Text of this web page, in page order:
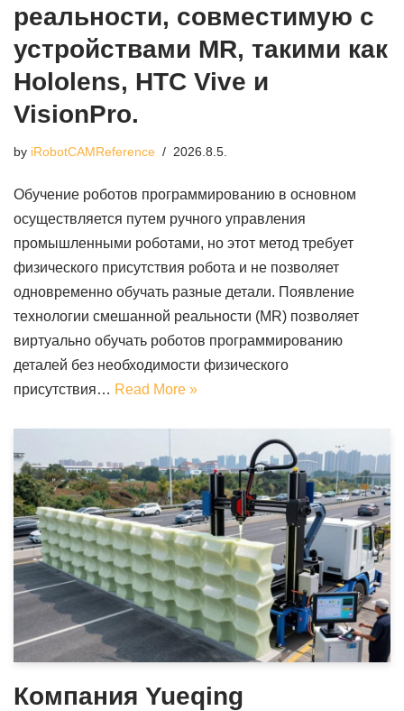
реальности, совместимую с
устройствами MR, такими как
Hololens, HTC Vive и
VisionPro.
by iRobotCAMReference 2026.8.5.
Обучение роботов программированию в основном
осуществляется путем ручного управления
промышленными роботами, но этот метод требует
физического присутствия робота и не позволяет
одновременно обучать разные детали. Появление
технологии смешанной реальности (MR) позволяет
виртуально обучать роботов программированию
деталей без необходимости физического
присутствия… Read More »
Компания Yueqing